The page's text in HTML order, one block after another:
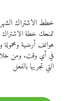
خطط الاشتراك
تمنحك خطة الاشتراك
هواتف أرضية
في أي وقت. ومن خلال
التي تجريها بالفعل